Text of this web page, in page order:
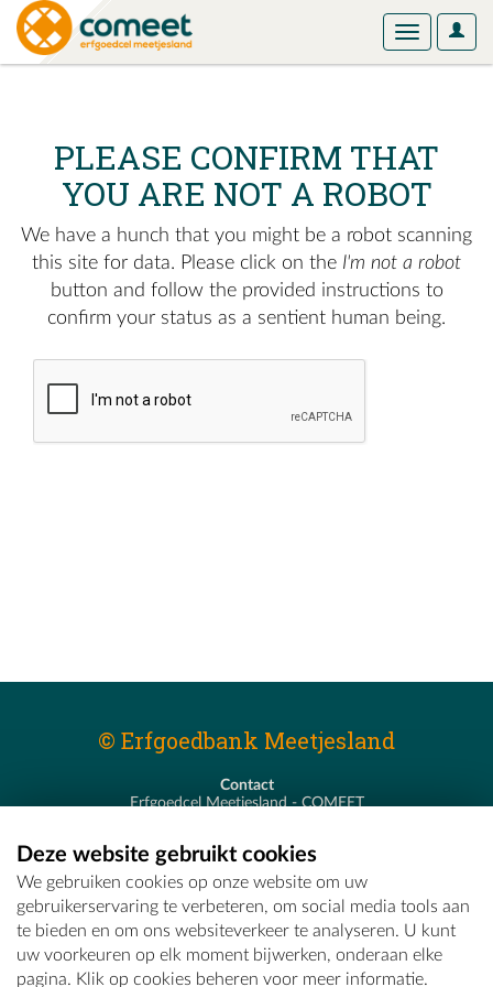
User
Toggle
PLEASE CONFIRM THAT
YOU ARE NOT A ROBOT
We have a hunch that you might be a robot scanning
this site for data. Please click on the I'm not a robot
button and follow the provided instructions to
confirm your status as a sentient human being.
© Erfgoedbank Meetjesland
Contact
Erfgoedcel Meetjesland - COMEET
T - 09 373 75 96
E -erfgoedcel@comeet.be
Deze website gebruikt cookies
We gebruiken cookies op onze website om uw
gebruikerservaring te verbeteren, om social media tools aan
te bieden en om ons websiteverkeer te analyseren. U kunt
uw voorkeuren op elk moment bijwerken, onderaan elke
pagina. Klik op cookies beheren voor meer informatie.